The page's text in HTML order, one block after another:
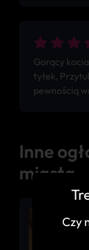
Gorący
tyłek,
pewnością
Inne
miasta
Czy